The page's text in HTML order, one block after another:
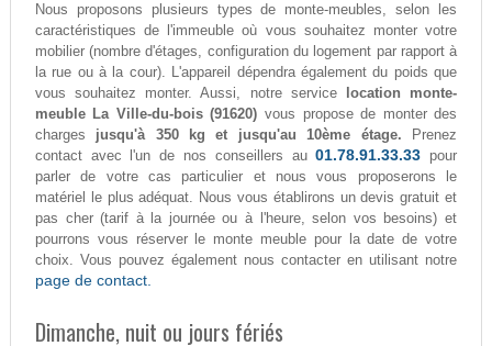
Nous proposons plusieurs types de monte-meubles, selon les
caractéristiques de l'immeuble où vous souhaitez monter votre
mobilier (nombre d'étages, configuration du logement par rapport à
la rue ou à la cour). L'appareil dépendra également du poids que
vous souhaitez monter. Aussi, notre service
location monte-
meuble La Ville-du-bois (91620) vous propose de monter des
charges jusqu'à 350 kg et jusqu'au 10ème étage. Prenez
contact avec l'un de nos conseillers au01.78.91.33.33 pour
parler de votre cas particulier et nous vous proposerons le
matériel le plus adéquat. Nous vous établirons un devis gratuit et
pas cher (tarif à la journée ou à l'heure, selon vos besoins) et
pourrons vous réserver le monte meuble pour la date de votre
choix. Vous pouvez également nous contacter en utilisant notre
page de contact.
Dimanche, nuit ou jours fériés